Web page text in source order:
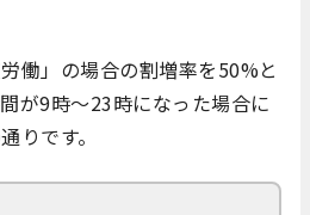
働」の場合の割増率を50%と
が9時～23時になった場合に
りです。